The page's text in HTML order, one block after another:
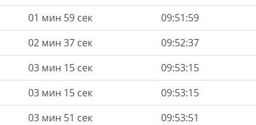
01 мин 59 сек
09:51:59
02 мин 37 сек
09:52:37
03 мин 15 сек
09:53:15
03 мин 15 сек
09:53:15
03 мин 51 сек 09:53:51